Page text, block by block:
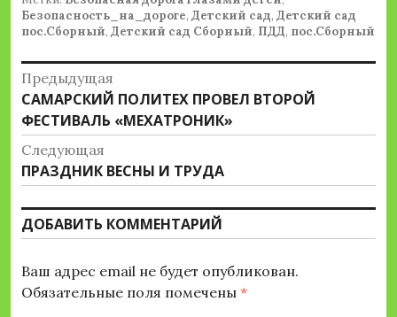
Безопасность_на_дороге, Детский сад, Детский сад
пос.Сборный, Детский сад Сборный, ПДД, пос.Сборный
Навигация
по
записям
Предыдущая
Предыдущая
запись:
САМАРСКИЙ ПОЛИТЕХ ПРОВЕЛ ВТОРОЙ
ФЕСТИВАЛЬ «МЕХАТРОНИК»
Следующая
Следующая
запись:
ПРАЗДНИК ВЕСНЫ И ТРУДА
ДОБАВИТЬ КОММЕНТАРИЙ
Ваш адрес email не будет опубликован.
Обязательные поля помечены *